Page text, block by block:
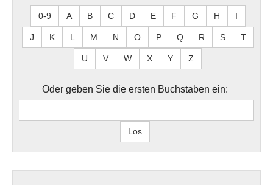
0-9 A B C D E F G H I
J K L M N O P Q R S T
U V W X Y Z
Oder geben Sie die ersten Buchstaben ein: